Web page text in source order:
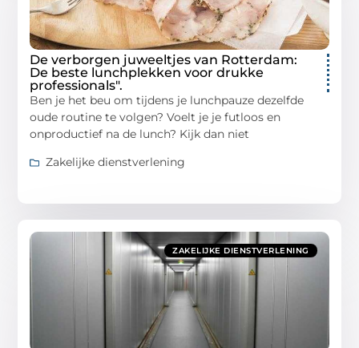
De verborgen juweeltjes van Rotterdam:
De beste lunchplekken voor drukke
professionals".
Ben je het beu om tijdens je lunchpauze dezelfde
oude routine te volgen? Voelt je je futloos en
onproductief na de lunch? Kijk dan niet
Zakelijke dienstverlening
ZAKELIJKE DIENSTVERLENING